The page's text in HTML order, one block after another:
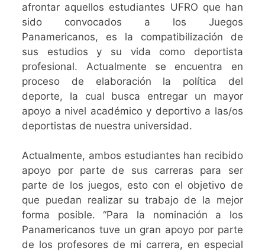
afrontar aquellos estudiantes UFRO que han
sido convocados a los Juegos
Panamericanos, es la compatibilización de
sus estudios y su vida como deportista
profesional. Actualmente se encuentra en
proceso de elaboración la política del
deporte, la cual busca entregar un mayor
apoyo a nivel académico y deportivo a las/os
deportistas de nuestra universidad.
Actualmente, ambos estudiantes han recibido
apoyo por parte de sus carreras para ser
parte de los juegos, esto con el objetivo de
que puedan realizar su trabajo de la mejor
forma posible. “Para la nominación a los
Panamericanos tuve un gran apoyo por parte
de los profesores de mi carrera, en especial